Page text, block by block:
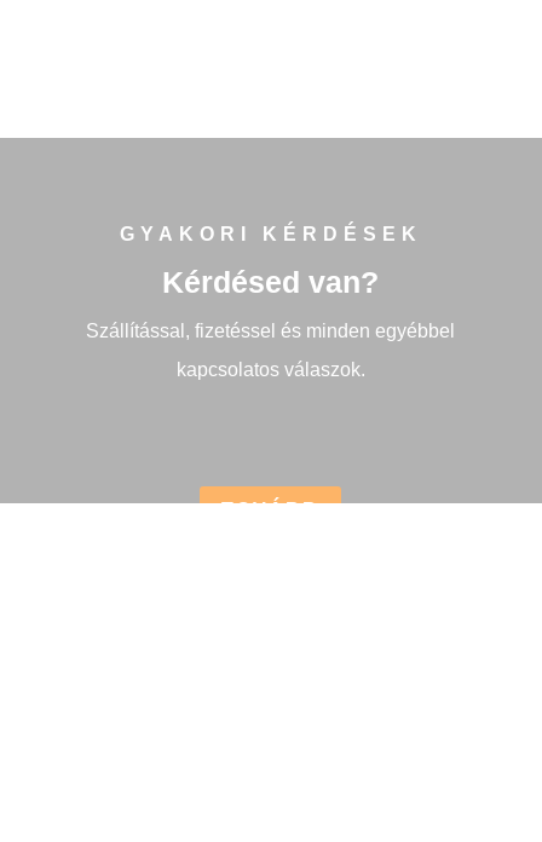
GYAKORI KÉRDÉSEK
Kérdésed van?
Szállítással, fizetéssel és minden egyébbel